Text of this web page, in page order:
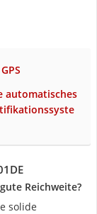
automatisches
Reichweite?
solide